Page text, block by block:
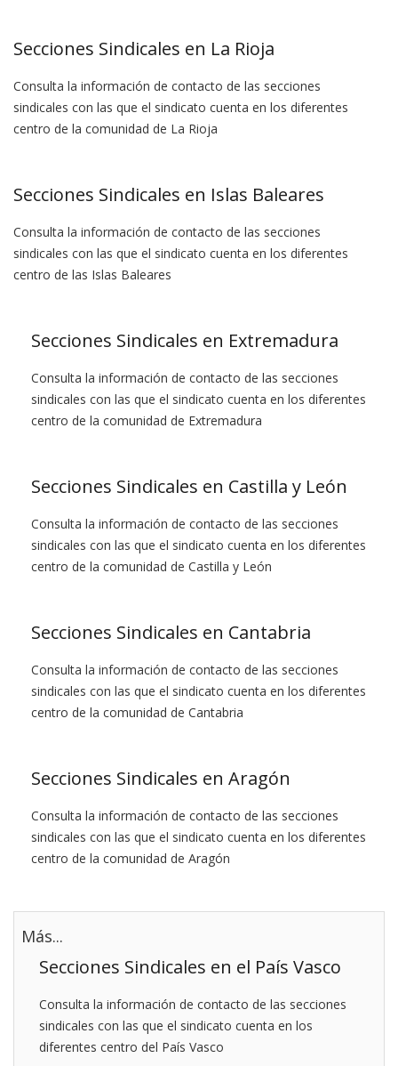
Secciones Sindicales en La Rioja
Consulta la información de contacto de las secciones
sindicales con las que el sindicato cuenta en los diferentes
centro de la comunidad de La Rioja
Secciones Sindicales en Islas Baleares
Consulta la información de contacto de las secciones
sindicales con las que el sindicato cuenta en los diferentes
centro de las Islas Baleares
Secciones Sindicales en Extremadura
Consulta la información de contacto de las secciones
sindicales con las que el sindicato cuenta en los diferentes
centro de la comunidad de Extremadura
Secciones Sindicales en Castilla y León
Consulta la información de contacto de las secciones
sindicales con las que el sindicato cuenta en los diferentes
centro de la comunidad de Castilla y León
Secciones Sindicales en Cantabria
Consulta la información de contacto de las secciones
sindicales con las que el sindicato cuenta en los diferentes
centro de la comunidad de Cantabria
Secciones Sindicales en Aragón
Consulta la información de contacto de las secciones
sindicales con las que el sindicato cuenta en los diferentes
centro de la comunidad de Aragón
Más...
Secciones Sindicales en el País Vasco
Consulta la información de contacto de las secciones
sindicales con las que el sindicato cuenta en los
diferentes centro del País Vasco